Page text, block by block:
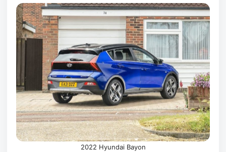
2022 Hyundai Bayon